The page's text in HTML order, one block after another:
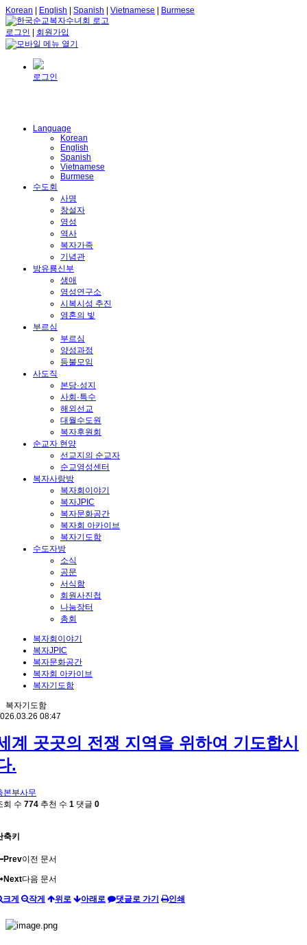
Korean English Spanish Vietnamese Burmese
로그인 회원가입
로그인
Language
Korean
English
Spanish
Vietnamese
Burmese
수도회
사명
창설자
영성
역사
복자가족
기념관
방유룡신부
생애
영성연구소
시복시성 추진
영혼의 빛
부르심
부르심
양성과정
등불모임
사도직
본당·성지
사회·특수
해외선교
대월수도원
복자후원회
순교자 현양
선교지의 순교자
순교영성센터
복자사랑방
복자회이야기
복자JPIC
복자문화공간
복자회 아카이브
복자기도함
수도자방
소식
공문
서식함
회원사진첩
나눔장터
총회
복자회이야기
복자JPIC
복자문화공간
복자회 아카이브
복자기도함
복자기도함
08:47
계 곳곳의 전쟁 지역을 위하여 기도합시
.
본부사무
회 수 774 추천 수 1 댓글 0
축키
Prev이전 문서
Next다음 문서
크게 작게 위로 아래로 댓글로 가기 인쇄